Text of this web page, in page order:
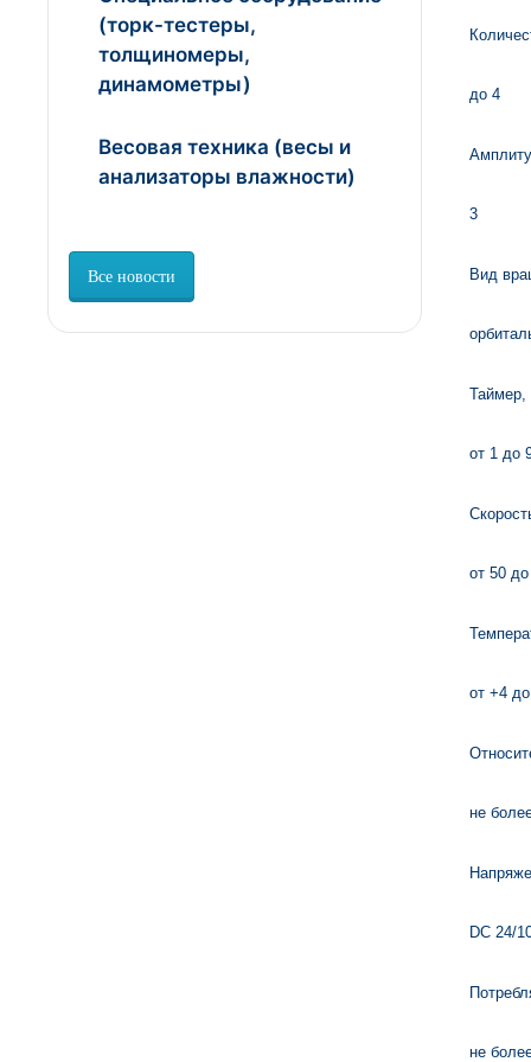
до 4
3
Вид
Таймер,
от 1 до
от 50
от +4
не
DC 24/
не
(торк-тестеры,
толщиномеры,
динамометры)
Весовая техника (весы и
анализаторы влажности)
Все новости